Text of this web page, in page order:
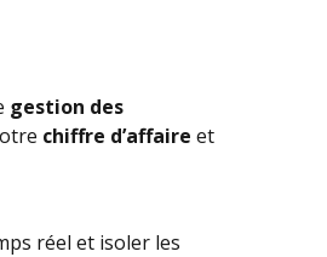
gestion des
chiffre d’affaire et
réel et isoler les